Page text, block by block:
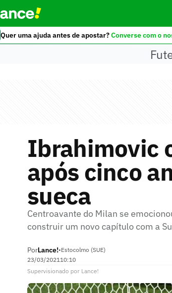
Quer uma ajuda antes de apostar?Converse com o
Ibrahimovic
após cinco
sueca
Centroavante do Milan se
construir um novo capítulo com a
PorLance!•Estocolmo (SUE)
23/03/202110:10
Supervisionado por Lance!